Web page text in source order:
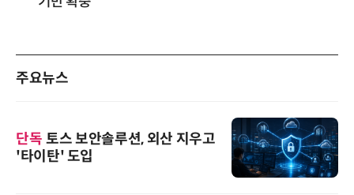
주요뉴스
단독 토스 보안솔루션, 외산 지우고
'타이탄' 도입